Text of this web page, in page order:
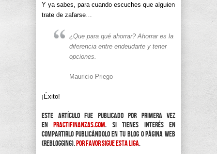
Y ya sabes, para cuando escuches que alguien
trate de zafarse…
¿Que para qué ahorrar? Ahorrar es la
diferencia entre endeudarte y tener
opciones.
Mauricio Priego
¡Éxito!
Este artículo fue publicado por primera vez
enpractifinanzas.com. Si tienes interés en
compartirlo publicándolo en tu blog o página web
(reblogging),por favor sigue esta liga.